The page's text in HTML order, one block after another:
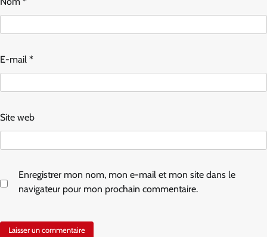
E-mail *
Site web
Enregistrer mon nom, mon e-mail et mon site dans le
navigateur pour mon prochain commentaire.